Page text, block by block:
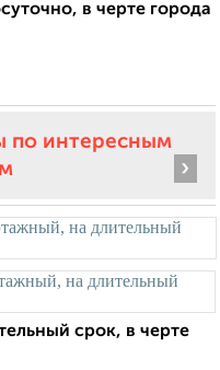
в черте города
по интересным
›
срок, в черте